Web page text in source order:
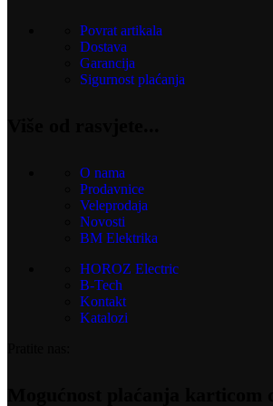
Povrat artikala
Dostava
Garancija
Sigurnost plaćanja
O nama
Prodavnice
Veleprodaja
Novosti
BM Elektrika
HOROZ Electric
B-Tech
Kontakt
Katalozi